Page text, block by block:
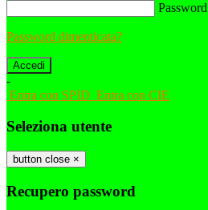
Password
Password dimenticata?
-
Entra con SPID Entra con CIE
Seleziona utente
button close ×
Recupero password